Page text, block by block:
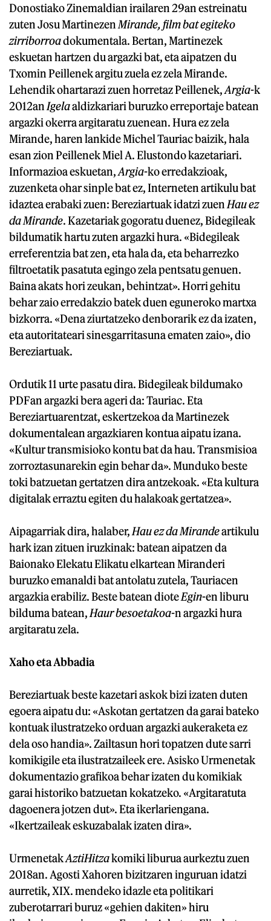
Donostiako Zinemaldian irailaren 29an estreinatu
zuten Josu Martinezen Mirande, film bat egiteko
zirriborroadokumentala. Bertan, Martinezek
eskuetan hartzen du argazki bat, eta aipatzen du
Txomin Peillenek argitu zuela ez zela Mirande.
Lehendik ohartarazi zuen horretaz Peillenek,Argia-k
2012an Igelaaldizkariari buruzko erreportaje batean
argazki okerra argitaratu zuenean. Hura ez zela
Mirande, haren lankide Michel Tauriac baizik, hala
esan zion Peillenek Miel A. Elustondo kazetariari.
Informazioa eskuetan,Argia-ko erredakzioak,
zuzenketa ohar sinple bat ez, Interneten artikulu bat
idaztea erabaki zuen: Bereziartuak idatzi zuen Hau ez
da Mirande. Kazetariak gogoratu duenez, Bidegileak
bildumatik hartu zuten argazki hura. «Bidegileak
erreferentzia bat zen, eta hala da, eta beharrezko
filtroetatik pasatuta egingo zela pentsatu genuen.
Baina akats hori zeukan, behintzat». Horri gehitu
behar zaio erredakzio batek duen eguneroko martxa
bizkorra. «Dena ziurtatzeko denborarik ez da izaten,
eta autoritateari sinesgarritasuna ematen zaio», dio
Bereziartuak.
Ordutik 11 urte pasatu dira. Bidegileak bildumako
PDFan argazki bera ageri da: Tauriac. Eta
Bereziartuarentzat, eskertzekoa da Martinezek
dokumentalean argazkiaren kontua aipatu izana.
«Kultur transmisioko kontu bat da hau. Transmisioa
zorroztasunarekin egin behar da». Munduko beste
toki batzuetan gertatzen dira antzekoak. «Eta kultura
digitalak erraztu egiten du halakoak gertatzea».
Aipagarriak dira, halaber, Hau ez da Mirandeartikulu
hark izan zituen iruzkinak: batean aipatzen da
Baionako Elekatu Elikatu elkartean Miranderi
buruzko emanaldi bat antolatu zutela, Tauriacen
argazkia erabiliz. Beste batean dioteEgin-en liburu
bilduma batean, Haur besoetakoa-n argazki hura
argitaratu zela.
Xaho eta Abbadia
Bereziartuak beste kazetari askok bizi izaten duten
egoera aipatu du: «Askotan gertatzen da garai bateko
kontuak ilustratzeko orduan argazki aukeraketa ez
dela oso handia». Zailtasun hori topatzen dute sarri
komikigile eta ilustratzaileek ere. Asisko Urmenetak
dokumentazio grafikoa behar izaten du komikiak
garai historiko batzuetan kokatzeko. «Argitaratuta
dagoenera jotzen dut». Eta ikerlariengana.
«Ikertzaileak eskuzabalak izaten dira».
UrmenetakAztiHitzakomiki liburua aurkeztu zuen
2018an. Agosti Xahoren bizitzaren inguruan idatzi
aurretik, XIX. mendeko idazle eta politikari
zuberotarrari buruz «gehien dakiten» hiru